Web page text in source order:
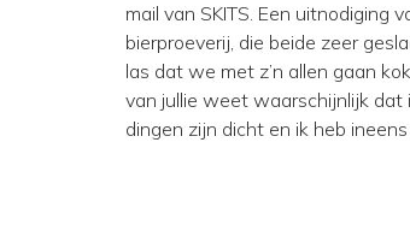
mail van SKITS. Een uitnodiging
bierproeverij, die beide zeer
las dat we met z’n allen gaan
van jullie weet waarschijnlijk
dingen zijn dicht en ik heb